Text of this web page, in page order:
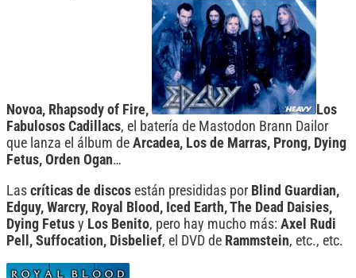
Novoa, Rhapsody of Fire,
Los
Fabulosos Cadillacs, el batería de Mastodon Brann Dailor
que lanza el álbum de Arcadea, Los de Marras, Prong, Dying
Fetus, Orden Ogan…
Las críticas de discos están presididas por Blind Guardian,
Edguy, Warcry, Royal Blood, Iced Earth, The Dead Daisies,
Dying Fetus y Los Benito, pero hay mucho más: Axel Rudi
Pell, Suffocation, Disbelief, el DVD de Rammstein, etc., etc.